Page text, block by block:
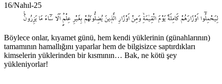
16/Nahıl-25
لِيَحْمِلُٓوا اَوْزَارَهُمْ كَامِلَةً يَوْمَ الْقِيٰمَةِۙ وَمِنْ اَوْزَارِ الَّذ۪ينَ يُضِلُّونَهُمْ بِغَيْرِ عِلْمٍۜ اَلَا سَٓاءَ مَا يَزِرُونَ۟
Böylece onlar, kıyamet günü, hem kendi yüklerinin (günahlarının)
tamamının hamallığını yaparlar hem de bilgisizce saptırdıkları
kimselerin yüklerinden bir kısmının… Bak, ne kötü şey
yükleniyorlar!